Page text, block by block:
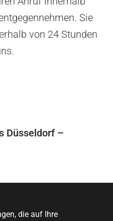
Sie
von 24 Stunden
Düsseldorf –
die auf Ihre